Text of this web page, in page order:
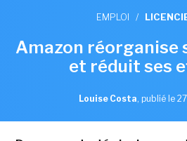
EMPLOI /
Amazon réorganise
et réduit ses
Louise Costa, publié le